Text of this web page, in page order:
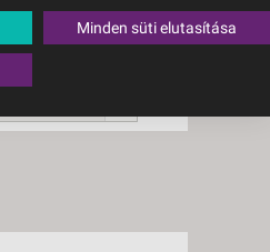
találtunk.
szűkítheti a
Minden süti elutasítása